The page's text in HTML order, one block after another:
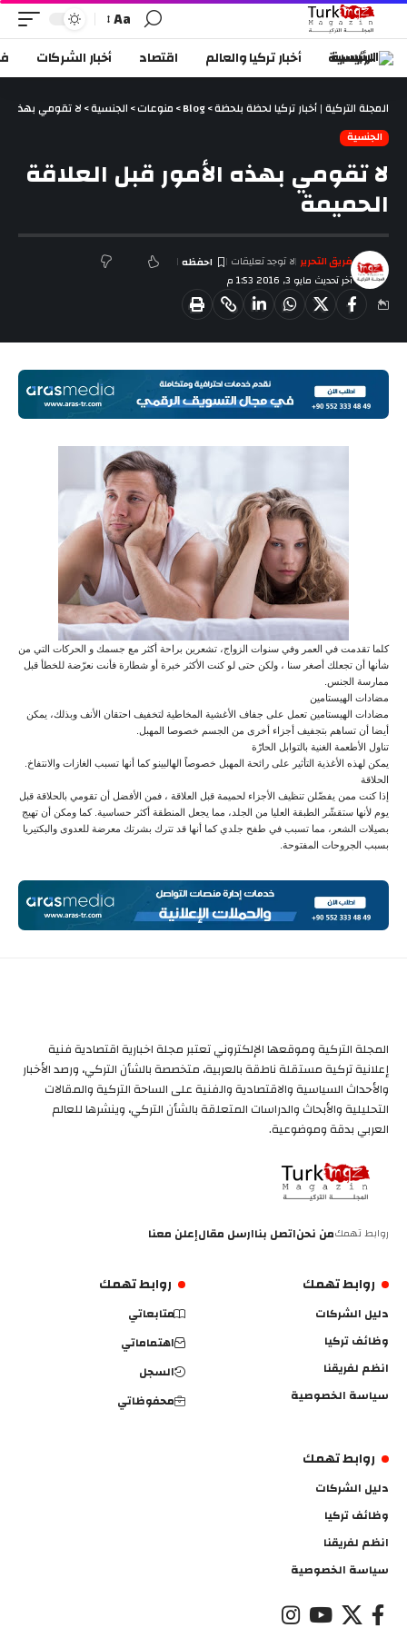
Aa
الرئيسية أخبار تركيا والعالم اقتصاد أخبار الشركات
المجلة التركية | أخبار تركيا لحظة بلحظة>
Blog
>منوعات>الجنسية>لا تقومي بهذه
الجنسية
لا تقومي بهذه الأمور قبل العلاقة
الحميمة
آخر تحديث مايو 3, 2016 1:53 م
فريق التحرير لا توجد تعليقات
كلما تقدمت في العمر وفي سنوات الزواج، تشعرين براحة أكثر مع جسمك و الحركات التي من
شأنها أن تجعلك أصغر سنا ، ولكن حتى لو كنت الأكثر خبرة أو شطارة فأنت نعرّضة للخطأ قبل
ممارسة الجنس.
مضادات الهيستامين
مضادات الهيستامين تعمل على جفاف الأغشية المخاطية لتخفيف احتقان الأنف وبذلك، يمكن
أيضا أن تساهم بتجفيف أجزاء أخرى من الجسم خصوصا المهبل.
تناول الأطعمة الغنية بالتوابل الحارّة
يمكن لهذه الأغذية التأثير على رائحة المهبل خصوصاً الهالبينو كما أنها تسبب الغازات والانتفاخ.
الحلاقة
إذا كنت ممن يفضّلن تنظيف الأجزاء لحميمة قبل العلاقة ، فمن الأفضل أن تقومي بالحلاقة قبل
يوم لأنها ستقشّر الطبقة العليا من الجلد، مما يجعل المنطقة أكثر حساسية. كما ومكن أن تهيج
بصيلات الشعر، مما تسبب في طفح جلدي كما أنها قد تترك بشرتك معرضة للعدوى والبكتيريا
بسبب الجروحات المفتوحة.
المجلة التركية وموقعها الإلكتروني تعتبر مجلة اخبارية اقتصادية فنية
إعلانية تركية مستقلة ناطقة بالعربية، متخصصة بالشأن التركي، ورصد الأخبار
والأحداث السياسية والاقتصادية والفنية على الساحة التركية والمقالات
التحليلية والأبحاث والدراسات المتعلقة بالشأن التركي، وينشرها للعالم
العربي بدقة وموضوعية.
روابط تهمكمن نحناتصل بناارسل مقالإعلن معنا
روابط تهمك
دليل الشركات
وظائف تركيا
انظم لفريقنا
سياسة الخصوصية
روابط تهمك
متابعاتي
اهتماماتي
السجل
محفوظاتي
روابط تهمك
دليل الشركات
وظائف تركيا
انظم لفريقنا
سياسة الخصوصية